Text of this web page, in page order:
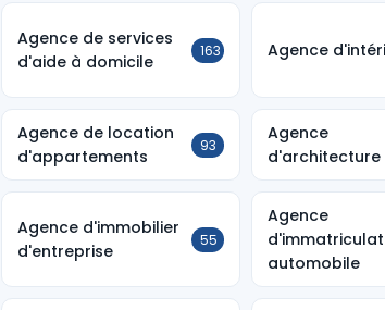
Agence de services
d'aide à domicile
163 Agence
Agence de location
d'appartements
93
Agence
d'architecture
Agence d'immobilier
d'entreprise
55
Agence
automobile